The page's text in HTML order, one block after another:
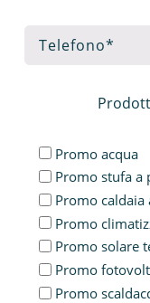
Promo acqua
Promo stufa a
Promo caldaia
Promo
Promo solare
Promo
Promo